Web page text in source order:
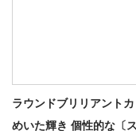
ラウンドブリリアント
めいた輝き 個性的な〔